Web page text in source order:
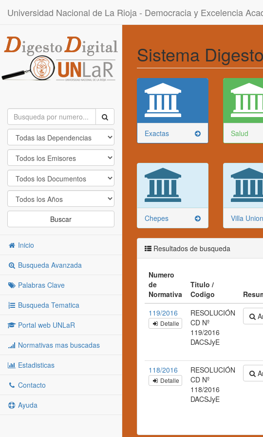
Universidad Nacional de La Rioja - Democracia y Excelencia
Buscar
Inicio
Busqueda Avanzada
Palabras Clave
Busqueda Tematica
Portal web UNLaR
Normativas mas buscadas
Estadisticas
Contacto
Ayuda
Sistema
Exactas Salud
Chepes Villa Union
Resultados de busqueda
Numero
de
Normativa
Titulo /
Codigo
119/2016
Detalle
RESOLUCIÓN
CD Nº
119/2016
DACSJyE
118/2016
Detalle
RESOLUCIÓN
CD Nº
118/2016
DACSJyE